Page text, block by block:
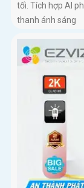
tối. Tích hợp AI
thanh ánh sáng